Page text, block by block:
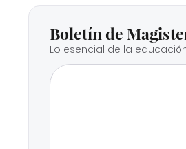
Boletín de
Lo esencial de la